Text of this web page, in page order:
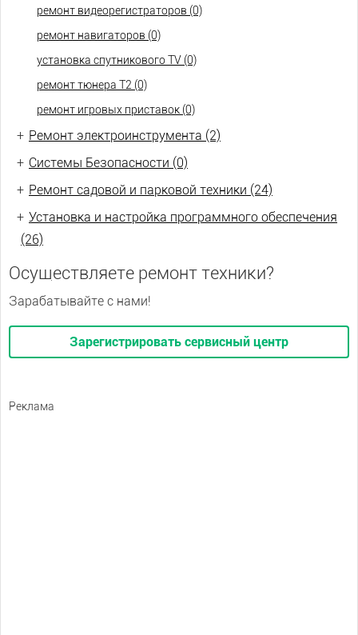
ремонт видеорегистраторов (0)
ремонт навигаторов (0)
установка спутникового TV (0)
ремонт тюнера Т2 (0)
ремонт игровых приставок (0)
+ Ремонт электроинструмента (2)
+ Системы Безопасности (0)
+ Ремонт садовой и парковой техники (24)
+ Установка и настройка программного обеспечения
(26)
Осуществляете ремонт техники?
Зарабатывайте с нами!
Зарегистрировать сервисный центр
Реклама